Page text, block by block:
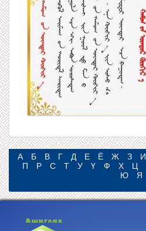
А Б В Г Д Е Ё Ж З И
П
Р С Т У Ү Ф Х Ц
Ю
Я